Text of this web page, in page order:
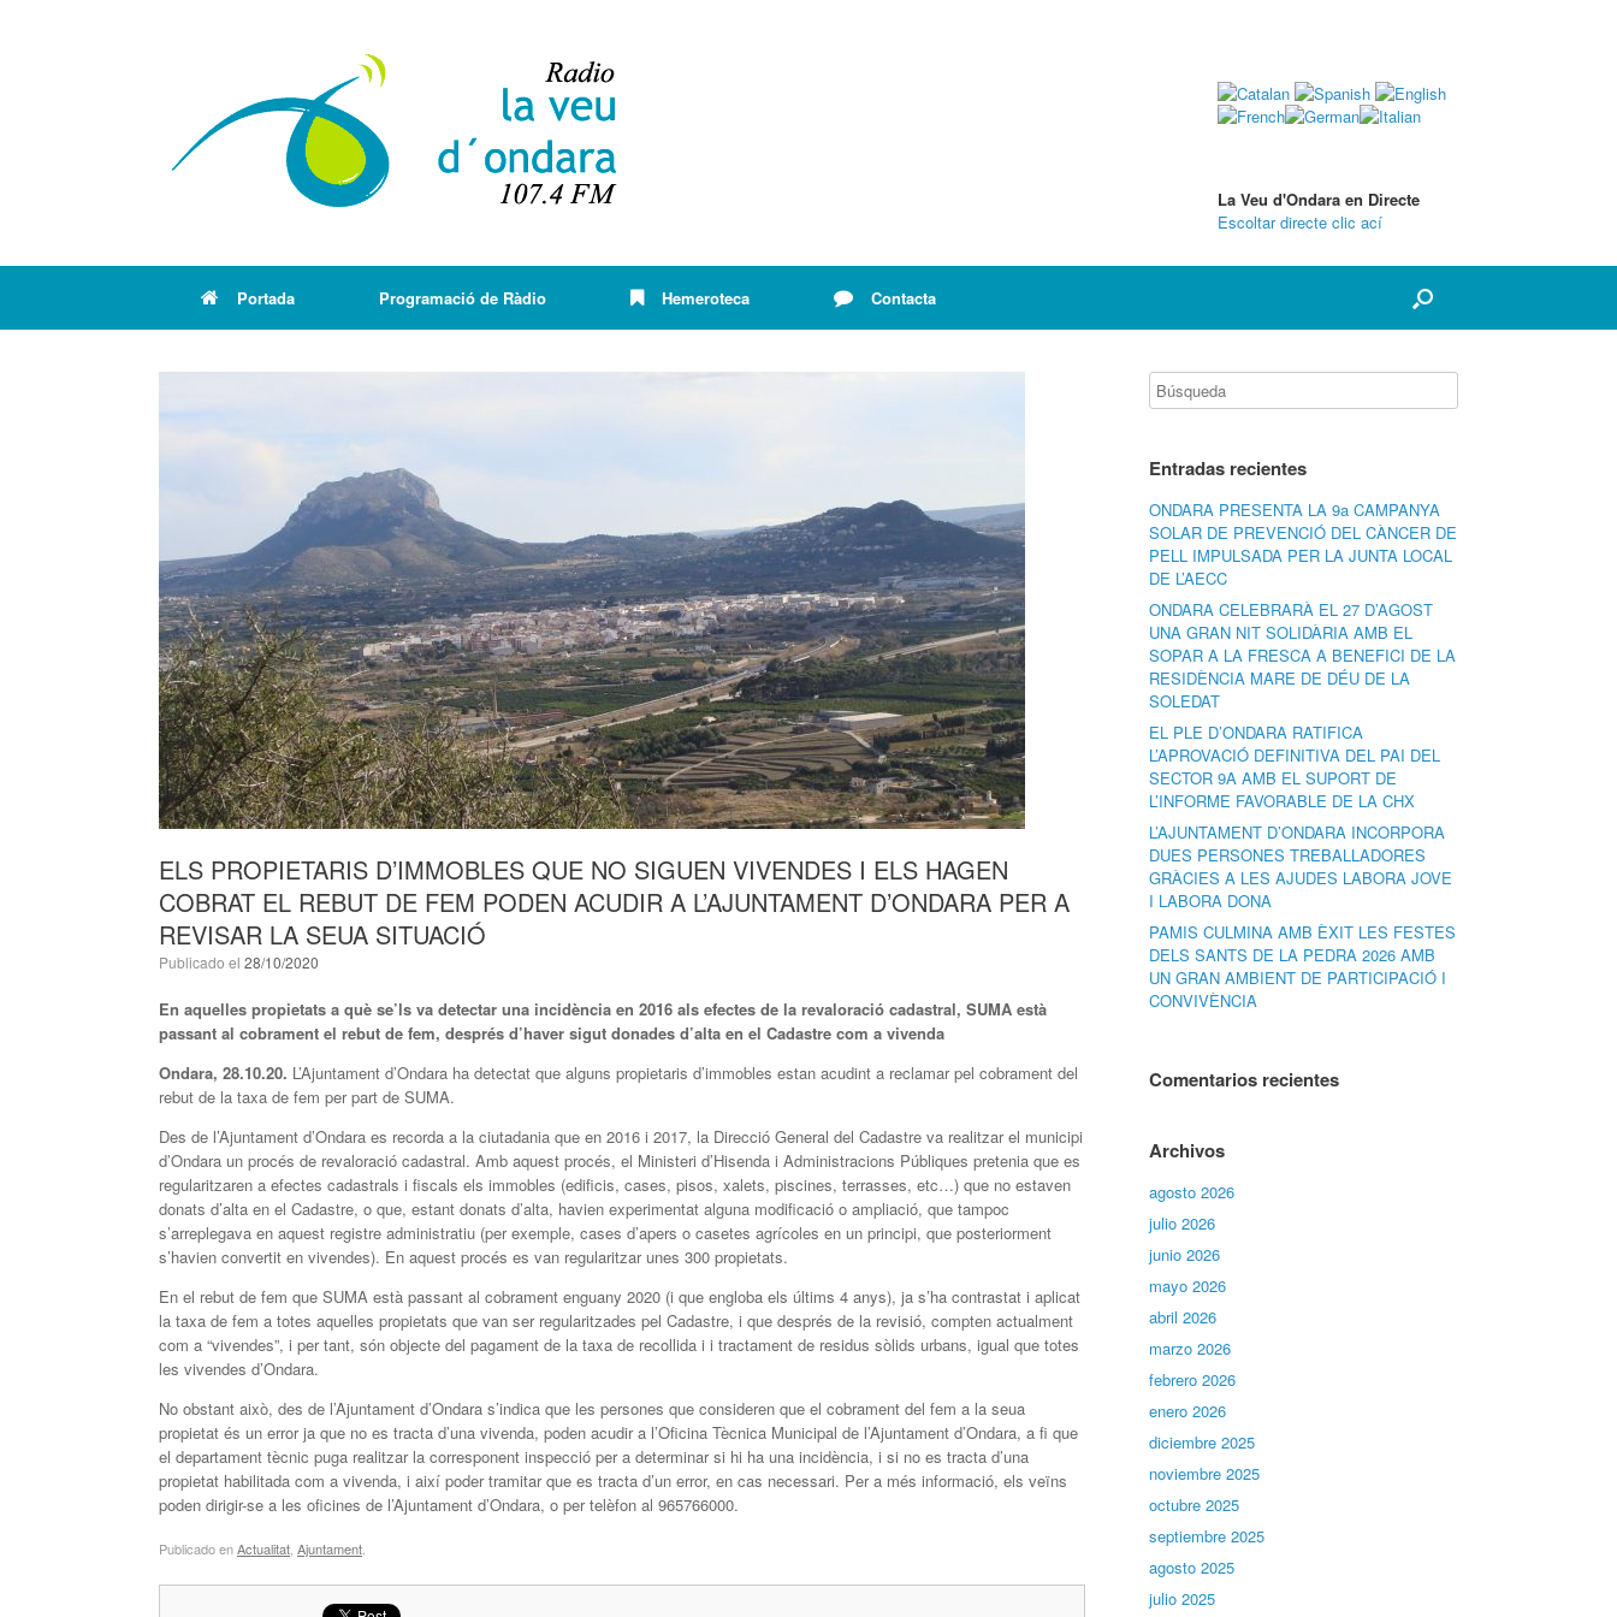
La Veu d'Ondara en Directe
Escoltar directe clic ací
Portada Programació de Ràdio Hemeroteca Contacta
ELS PROPIETARIS D’IMMOBLES QUE NO SIGUEN VIVENDES I ELS HAGEN
COBRAT EL REBUT DE FEM PODEN ACUDIR A L’AJUNTAMENT D’ONDARA PER A
REVISAR LA SEUA SITUACIÓ
Publicado el 28/10/2020
En aquelles propietats a què se’ls va detectar una incidència en 2016 als efectes de la revaloració cadastral, SUMA està
passant al cobrament el rebut de fem, després d’haver sigut donades d’alta en el Cadastre com a vivenda
Ondara, 28.10.20. L’Ajuntament d’Ondara ha detectat que alguns propietaris d’immobles estan acudint a reclamar pel cobrament del
rebut de la taxa de fem per part de SUMA.
Des de l’Ajuntament d’Ondara es recorda a la ciutadania que en 2016 i 2017, la Direcció General del Cadastre va realitzar el municipi
d’Ondara un procés de revaloració cadastral. Amb aquest procés, el Ministeri d’Hisenda i Administracions Públiques pretenia que es
regularitzaren a efectes cadastrals i fiscals els immobles (edificis, cases, pisos, xalets, piscines, terrasses, etc…) que no estaven
donats d’alta en el Cadastre, o que, estant donats d’alta, havien experimentat alguna modificació o ampliació, que tampoc
s’arreplegava en aquest registre administratiu (per exemple, cases d’apers o casetes agrícoles en un principi, que posteriorment
s’havien convertit en vivendes). En aquest procés es van regularitzar unes 300 propietats.
En el rebut de fem que SUMA està passant al cobrament enguany 2020 (i que engloba els últims 4 anys), ja s’ha contrastat i aplicat
la taxa de fem a totes aquelles propietats que van ser regularitzades pel Cadastre, i que després de la revisió, compten actualment
com a “vivendes”, i per tant, són objecte del pagament de la taxa de recollida i i tractament de residus sòlids urbans, igual que totes
les vivendes d’Ondara.
No obstant això, des de l’Ajuntament d’Ondara s’indica que les persones que consideren que el cobrament del fem a la seua
propietat és un error ja que no es tracta d’una vivenda, poden acudir a l’Oficina Tècnica Municipal de l’Ajuntament d’Ondara, a fi que
el departament tècnic puga realitzar la corresponent inspecció per a determinar si hi ha una incidència, i si no es tracta d’una
propietat habilitada com a vivenda, i així poder tramitar que es tracta d’un error, en cas necessari. Per a més informació, els veïns
poden dirigir-se a les oficines de l’Ajuntament d’Ondara, o per telèfon al 965766000.
Publicado enActualitat Ajuntament
Entradas recientes
ONDARA PRESENTA LA 9a CAMPANYA
SOLAR DE PREVENCIÓ DEL CÀNCER DE
PELL IMPULSADA PER LA JUNTA LOCAL
DE L’AECC
ONDARA CELEBRARÀ EL 27 D’AGOST
UNA GRAN NIT SOLIDÀRIA AMB EL
SOPAR A LA FRESCA A BENEFICI DE LA
RESIDÈNCIA MARE DE DÉU DE LA
SOLEDAT
EL PLE D’ONDARA RATIFICA
L’APROVACIÓ DEFINITIVA DEL PAI DEL
SECTOR 9A AMB EL SUPORT DE
L’INFORME FAVORABLE DE LA CHX
L’AJUNTAMENT D’ONDARA INCORPORA
DUES PERSONES TREBALLADORES
GRÀCIES A LES AJUDES LABORA JOVE
I LABORA DONA
PAMIS CULMINA AMB ÈXIT LES FESTES
DELS SANTS DE LA PEDRA 2026 AMB
UN GRAN AMBIENT DE PARTICIPACIÓ I
CONVIVÈNCIA
Comentarios recientes
Archivos
agosto 2026
julio 2026
junio 2026
mayo 2026
abril 2026
marzo 2026
febrero 2026
enero 2026
diciembre 2025
noviembre 2025
octubre 2025
septiembre 2025
agosto 2025
julio 2025